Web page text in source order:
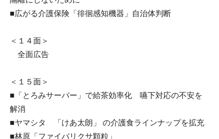
■広がる介護保険「徘徊感知機器」自治体判断
＜１４面＞
全面広告
＜１５面＞
■「とろみサーバー」で給茶効率化 嚥下対応の不安を
解消
■ヤマシタ 「けあ太朗」 の介護食ラインナップを拡充
■林原「ファイバリクサ顆粒」